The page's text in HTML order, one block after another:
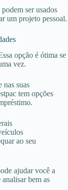
ser usados
um projeto pessoal.
opção é ótima se
vez.
nas suas
tem opções
ao seu
ajudar você a
bem as